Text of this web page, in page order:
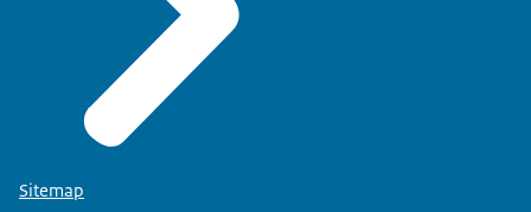
Sitemap